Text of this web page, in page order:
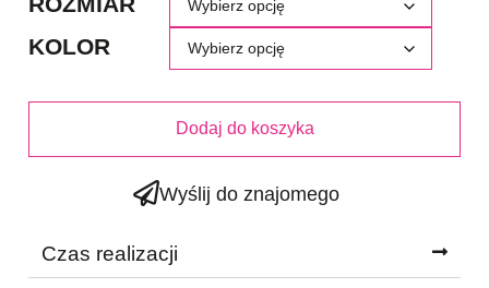
KOLOR
Dodaj do koszyka
Wyślij do znajomego
Czas realizacji